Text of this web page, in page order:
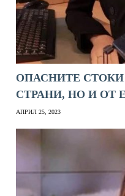
ОПАСНИТЕ СТОКИ
СТРАНИ, НО И ОТ
АПРИЛ 25, 2023